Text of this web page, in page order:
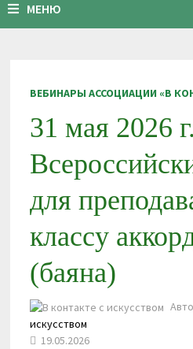
МЕНЮ
ВЕБИНАРЫ АССОЦИАЦИИ «В
31 мая 2026 г.
для
классу
(баяна)
искусством
19.05.2026